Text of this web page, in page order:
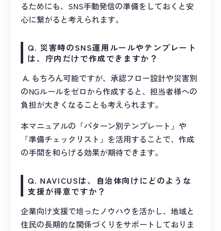
るためにも、SNS手動発信の準備をしておくと安
心に繋がると考えられます。
Q. 災害時のSNS運用ルールやテンプレート
は、庁内だけで作成できますか？
A. もちろん可能ですが、承認フロー設計や災害別
のNGルールをゼロから作成すると、担当者様への
負担が大きくなることも考えられます。
本マニュアルの「パターン別テンプレート」や
「準備チェックリスト」を活用することで、作成
の手間を和らげる効果が期待できます。
Q. NAVICUSは、自治体向けにどのような
支援が得意ですか？
企業向け支援で培ったノウハウを活かし、地域と
住民の長期的な関係づくりをサポートしておりま